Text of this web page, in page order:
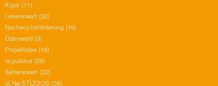
Küps (11)
Lesenswert (32)
Nachwuchsförderung (16)
Odenwald (3)
Projektidee (16)
re:publica (26)
Sehenswert (32)
uLNa.STUDIOS (36)